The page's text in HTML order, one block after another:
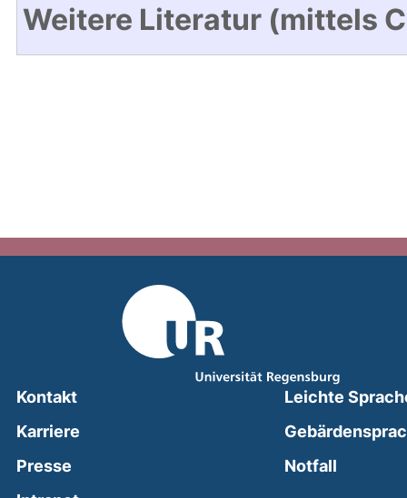
Weitere Literatur (mittels
Kontakt
Karriere
Presse
Leichte
Notfall